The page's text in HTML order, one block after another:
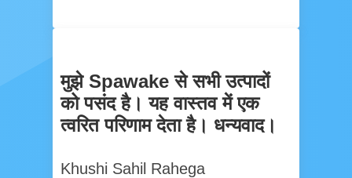
मुझे Spawake से सभी उत्पादों
को पसंद है। यह वास्तव में एक
त्वरित परिणाम देता है। धन्यवाद।
Khushi Sahil Rahega